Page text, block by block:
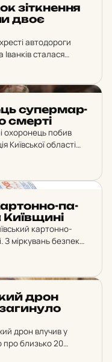
зіт­кнен­ня
двоє
автодороги
сталася
по
су­пер­мар­
смерті
охоронець побив
області
па­
Ки­їв­щи­ні
картонно-
З міркувань безпеки
дрон
дрон влучив у
про близько 20
евакуацію